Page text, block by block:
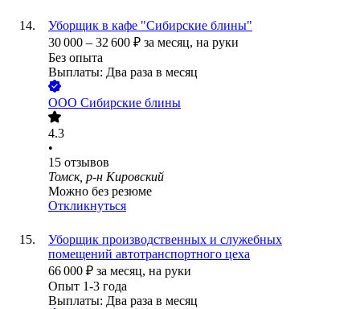
Уборщик в кафе "Сибирские блины"
30 000 – 32 600 ₽ за месяц, на руки
Без опыта
Выплаты: Два раза в месяц
ООО Сибирские блины
4.3
•
15 отзывов
Томск, р-н Кировский
Можно без резюме
Откликнуться
Уборщик производственных и служебных
помещений автотранспортного цеха
66 000 ₽ за месяц, на руки
Опыт 1-3 года
Выплаты: Два раза в месяц